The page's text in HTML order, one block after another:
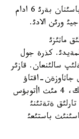
مئسالئ اقتاؤ-جاثاوزةن تاس جولئندا جئل باسئنان بةرئ 6 ادام
ورئن الادئ.
ماثئزئ
كذرة جول
سالئنعان. قازئر
ال جاثاوزةن-اقتاؤ
تاس جولئنان كذنئنة 20 مئث جةثئل كولئك، 4 مئث اأتوبؤس
ةتةتئنئ
باستئعئ